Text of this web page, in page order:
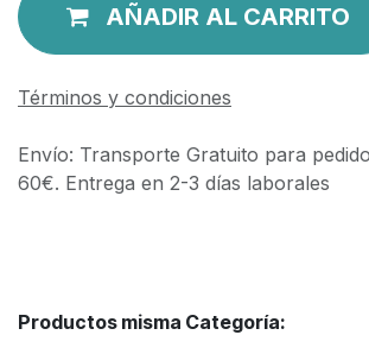
AÑADIR AL CARRITO
Términos y condiciones
Envío: Transporte Gratuito para
60€. Entrega en 2-3 días laborales
Productos misma Categoría: